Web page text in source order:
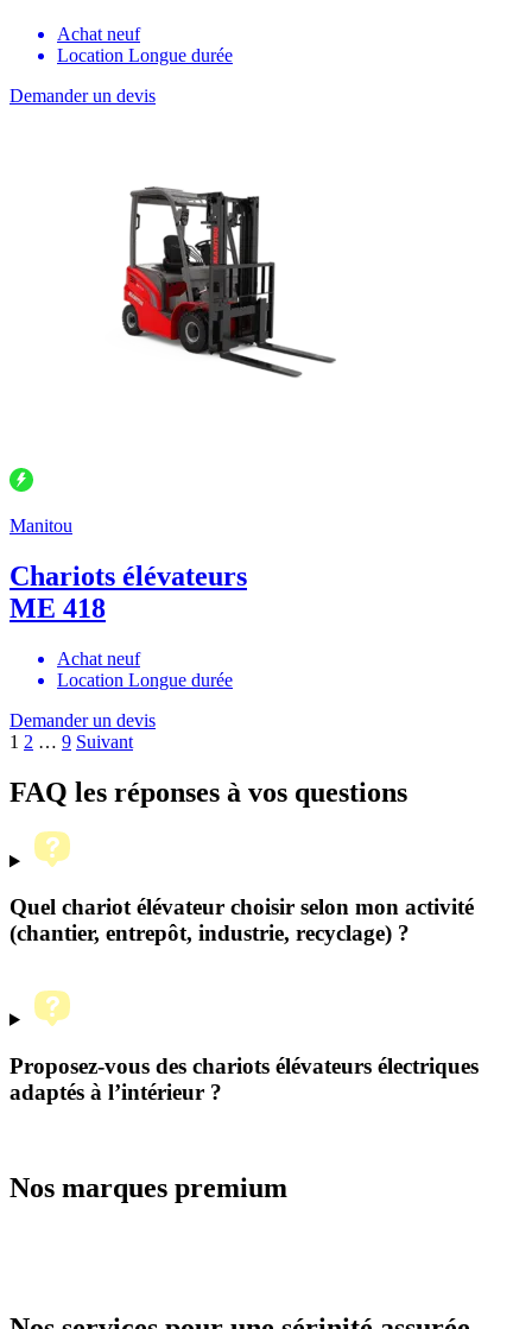
Achat neuf
Location Longue durée
Demander un devis
Manitou
Chariots élévateurs
ME 418
Achat neuf
Location Longue durée
Demander un devis
Pagination
des
publications
1 2 … 9 Suivant
FAQ les réponses à vos questions
Quel chariot élévateur choisir selon mon activité
(chantier, entrepôt, industrie, recyclage) ?
Proposez-vous des chariots élévateurs électriques
adaptés à l’intérieur ?
Nos marques premium